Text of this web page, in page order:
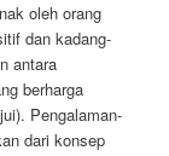
oleh orang
dan kadang-
antara
berharga
Pengalaman-
dari konsep